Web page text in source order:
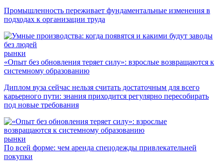
Промышленность переживает фундаментальные изменения в
подходах к организации труда
рынки
«Опыт без обновления теряет силу»: взрослые возвращаются к
системному образованию
Диплом вуза сейчас нельзя считать достаточным для всего
карьерного пути: знания приходится регулярно пересобирать
под новые требования
рынки
По всей форме: чем аренда спецодежды привлекательней
покупки